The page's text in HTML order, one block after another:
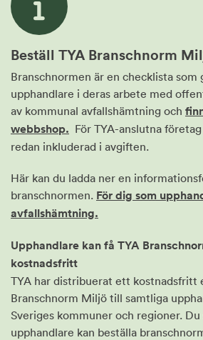
Beställ TYA Branschnorm
Branschnormen är en checklista som
upphandlare i deras arbete med
av kommunal avfallshämtning och
webbshop. För TYA-anslutna
redan inkluderad i avgiften.
Här kan du ladda ner en
branschnormen. För dig som
avfallshämtning.
Upphandlare kan få TYA
kostnadsfritt
TYA har distribuerat ett kostnadsfritt
Branschnorm Miljö till samtliga
Sveriges kommuner och regioner.
upphandlare kan beställa